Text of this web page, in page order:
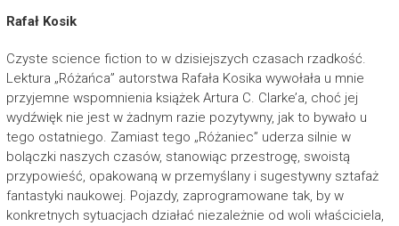
Rafał Kosik
Czyste science fiction to w dzisiejszych czasach rzadkość.
Lektura „Różańca” autorstwa Rafała Kosika wywołała u mnie
przyjemne wspomnienia książek Artura C. Clarke’a, choć jej
wydźwięk nie jest w żadnym razie pozytywny, jak to bywało u
tego ostatniego. Zamiast tego „Różaniec” uderza silnie w
bolączki naszych czasów, stanowiąc przestrogę, swoistą
przypowieść, opakowaną w przemyślany i sugestywny sztafaż
fantastyki naukowej. Pojazdy, zaprogramowane tak, by w
konkretnych sytuacjach działać niezależnie od woli właściciela,